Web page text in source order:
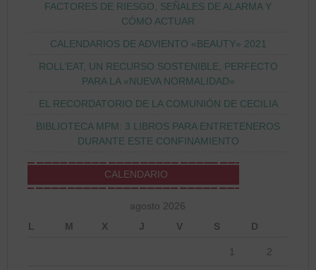
FACTORES DE RIESGO, SEÑALES DE ALARMA Y
CÓMO ACTUAR
CALENDARIOS DE ADVIENTO «BEAUTY» 2021
ROLL’EAT, UN RECURSO SOSTENIBLE, PERFECTO
PARA LA «NUEVA NORMALIDAD»
EL RECORDATORIO DE LA COMUNIÓN DE CECILIA
BIBLIOTECA MPM: 3 LIBROS PARA ENTRETENEROS
DURANTE ESTE CONFINAMIENTO
CALENDARIO
agosto 2026
L
M X J V S D
1 2